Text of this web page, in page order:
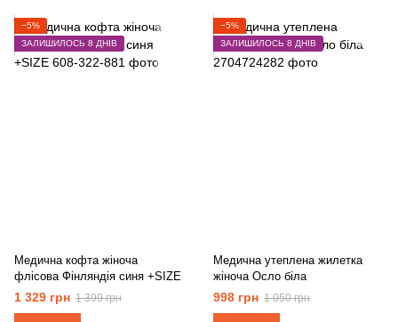
−5%
ЗАЛИШИЛОСЬ 8 ДНІВ
Медична кофта жіноча
флісова Фінляндія синя +SIZE
1 329 грн 1 399 грн
−5%
ЗАЛИШИЛОСЬ 8 ДНІВ
Медична утеплена жилетка
жіноча Осло біла
998 грн 1 050 грн